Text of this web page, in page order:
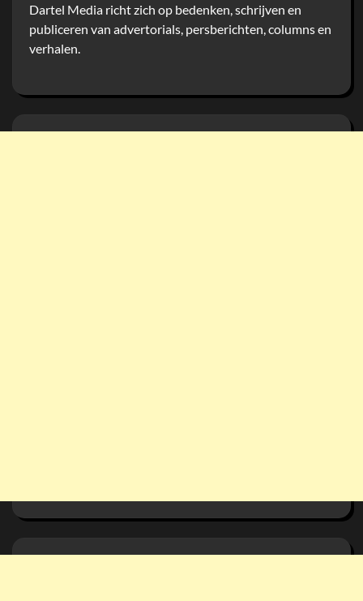
Dartel Media richt zich op bedenken, schrijven en
publiceren van advertorials, persberichten, columns en
verhalen.